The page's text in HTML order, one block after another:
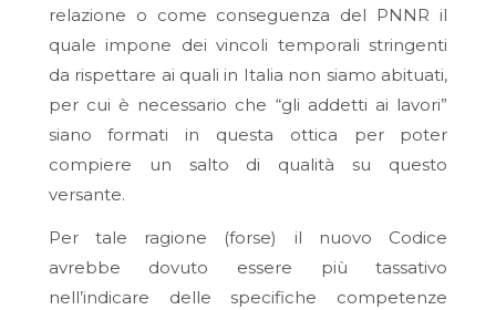
relazione o come conseguenza del PNNR il
quale impone dei vincoli temporali stringenti
da rispettare ai quali in Italia non siamo abituati,
per cui è necessario che “gli addetti ai lavori”
siano formati in questa ottica per poter
compiere un salto di qualità su questo
versante.
Per tale ragione (forse) il nuovo Codice
avrebbe dovuto essere più tassativo
nell’indicare delle specifiche competenze